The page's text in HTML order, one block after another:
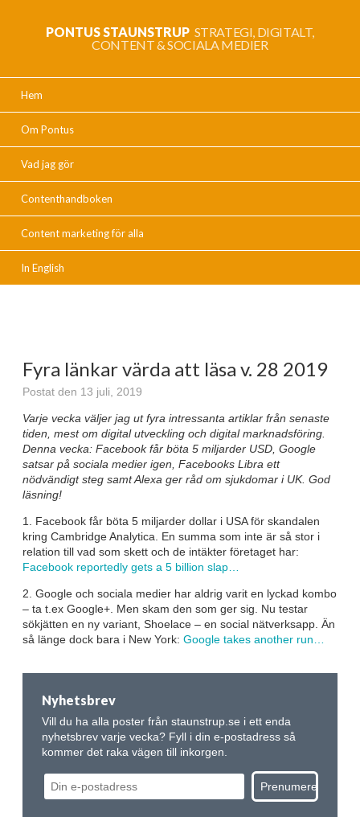
PONTUS STAUNSTRUP STRATEGI, DIGITALT,
CONTENT & SOCIALA MEDIER
Hem
Om Pontus
Vad jag gör
Contenthandboken
Content marketing för alla
In English
Fyra länkar värda att läsa v. 28 2019
Postat den 13 juli, 2019
Varje vecka väljer jag ut fyra intressanta artiklar från senaste
tiden, mest om digital utveckling och digital marknadsföring.
Denna vecka: Facebook får böta 5 miljarder USD, Google
satsar på sociala medier igen, Facebooks Libra ett
nödvändigt steg samt Alexa ger råd om sjukdomar i UK. God
läsning!
1. Facebook får böta 5 miljarder dollar i USA för skandalen
kring Cambridge Analytica. En summa som inte är så stor i
relation till vad som skett och de intäkter företaget har:
Facebook reportedly gets a 5 billion slap…
2. Google och sociala medier har aldrig varit en lyckad kombo
– ta t.ex Google+. Men skam den som ger sig. Nu testar
sökjätten en ny variant, Shoelace – en social nätverksapp. Än
så länge dock bara i New York: Google takes another run…
Nyhetsbrev
Vill du ha alla poster från staunstrup.se i ett enda
nyhetsbrev varje vecka? Fyll i din e-postadress så
kommer det raka vägen till inkorgen.